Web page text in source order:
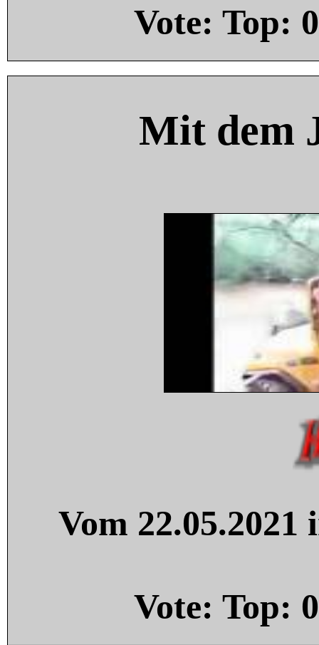
Vote: Top: 0
Mit dem
Vom
Vote: Top: 0